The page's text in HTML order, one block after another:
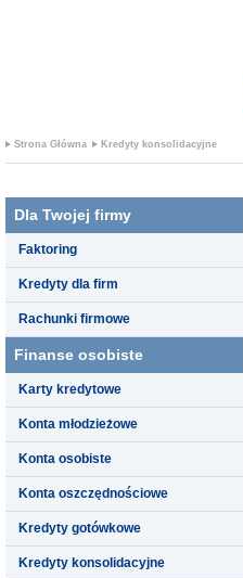
Strona Główna Kredyty konsolidacyjne
Dla Twojej firmy
Faktoring
Kredyty dla firm
Rachunki firmowe
Finanse osobiste
Karty kredytowe
Konta młodzieżowe
Konta osobiste
Konta oszczędnościowe
Kredyty gotówkowe
Kredyty konsolidacyjne